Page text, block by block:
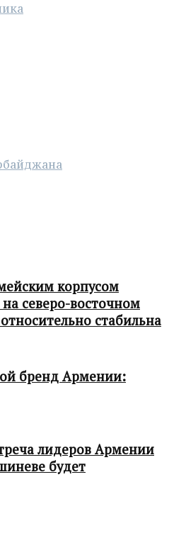
корпусом
северо-восточном
стабильна
бренд Армении:
лидеров Армении
будет